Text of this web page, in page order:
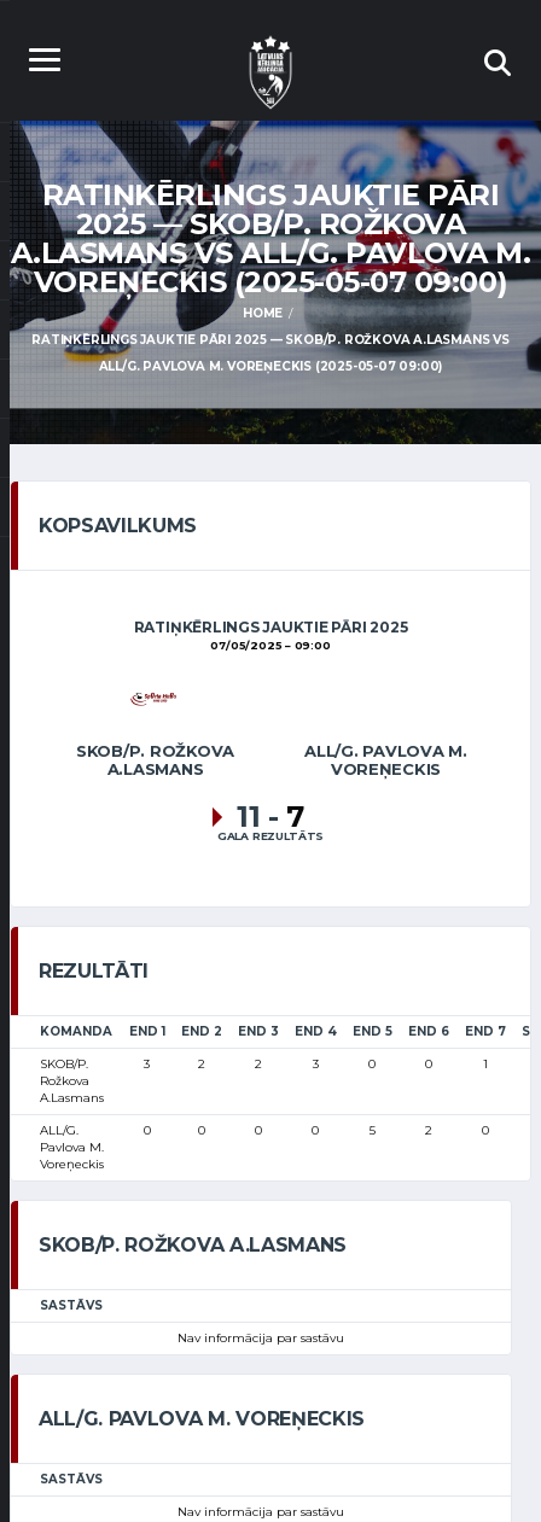
RATIŅKĒRLINGS JAUKTIE PĀRI
2025 — SKOB/P. ROŽKOVA
A.LASMANS VS ALL/G. PAVLOVA M.
VOREŅECKIS (2025-05-07 09:00)
HOME
RATIŅKĒRLINGS JAUKTIE PĀRI 2025 — SKOB/P. ROŽKOVA A.LASMANS VS
ALL/G. PAVLOVA M. VOREŅECKIS (2025-05-07 09:00)
KOPSAVILKUMS
RATIŅKĒRLINGS JAUKTIE PĀRI 2025
07/05/2025 09:00
SKOB/P. ROŽKOVA
A.LASMANS
ALL/G. PAVLOVA M.
VOREŅECKIS
11 - 7
GALA REZULTĀTS
REZULTĀTI
KOMANDA END 1 END 2 END 3 END 4 END 5 END 6 END 7
SKOB/P.
Rožkova
A.Lasmans
3 2 2 3 0 0 1
ALL/G.
Pavlova M.
Voreņeckis
0 0 0 0 5 2 0
SKOB/P. ROŽKOVA A.LASMANS
SASTĀVS
Nav informācija par sastāvu
ALL/G. PAVLOVA M. VOREŅECKIS
SASTĀVS
Nav informācija par sastāvu